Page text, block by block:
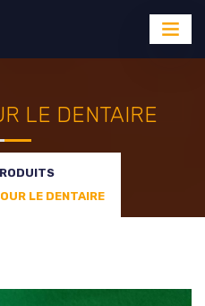
LE DENTAIRE
LE DENTAIRE